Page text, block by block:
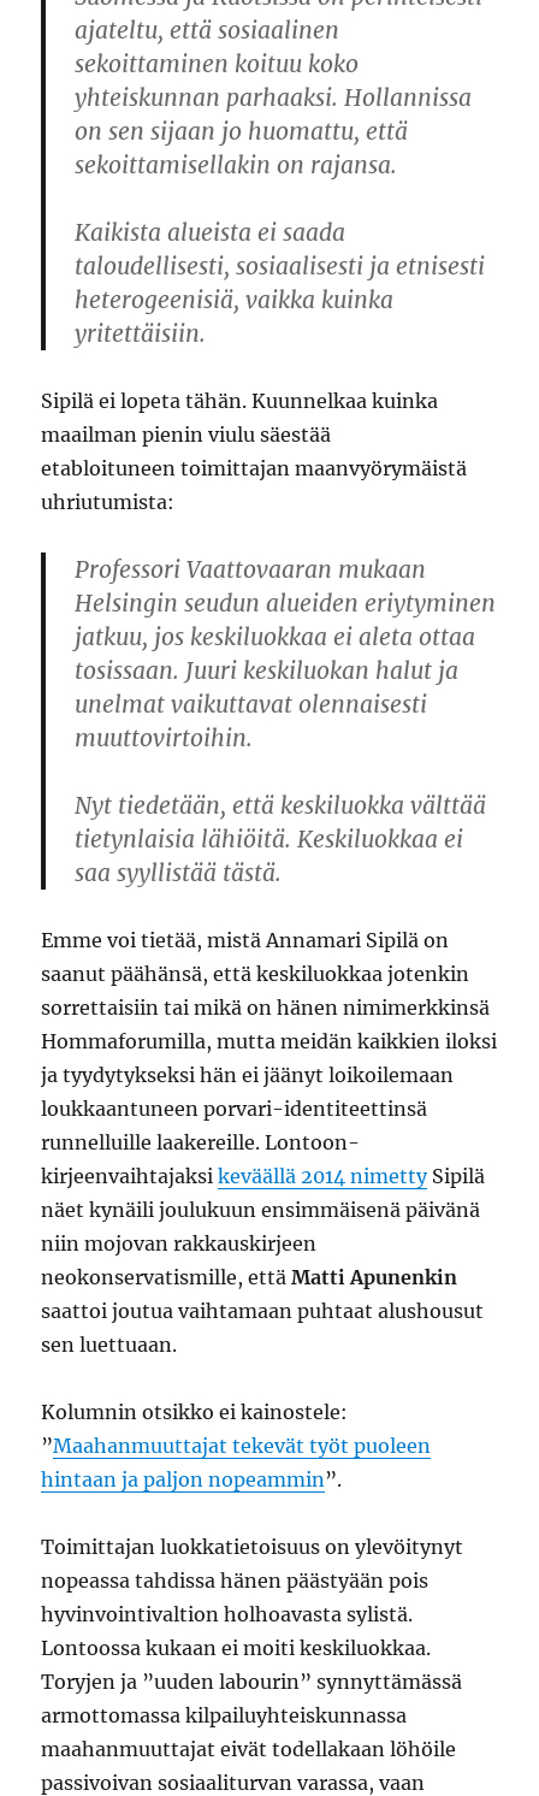
ajateltu, että sosiaalinen
sekoittaminen koituu koko
yhteiskunnan parhaaksi. Hollannissa
on sen sijaan jo huomattu, että
sekoittamisellakin on rajansa.
Kaikista alueista ei saada
taloudellisesti, sosiaalisesti ja etnisesti
heterogeenisiä, vaikka kuinka
yritettäisiin.
Sipilä ei lopeta tähän. Kuunnelkaa kuinka
maailman pienin viulu säestää
etabloituneen toimittajan maanvyörymäistä
uhriutumista:
Professori Vaattovaaran mukaan
Helsingin seudun alueiden eriytyminen
jatkuu, jos keskiluokkaa ei aleta ottaa
tosissaan. Juuri keskiluokan halut ja
unelmat vaikuttavat olennaisesti
muuttovirtoihin.
Nyt tiedetään, että keskiluokka välttää
tietynlaisia lähiöitä. Keskiluokkaa ei
saa syyllistää tästä.
Emme voi tietää, mistä Annamari Sipilä on
saanut päähänsä, että keskiluokkaa jotenkin
sorrettaisiin tai mikä on hänen nimimerkkinsä
Hommaforumilla, mutta meidän kaikkien iloksi
ja tyydytykseksi hän ei jäänyt loikoilemaan
loukkaantuneen porvari-identiteettinsä
runnelluille laakereille. Lontoon-
kirjeenvaihtajaksikeväällä 2014 nimettySipilä
näet kynäili joulukuun ensimmäisenä päivänä
niin mojovan rakkauskirjeen
neokonservatismille, ettäMatti Apunenkin
saattoi joutua vaihtamaan puhtaat alushousut
sen luettuaan.
Kolumnin otsikko ei kainostele:
”Maahanmuuttajat tekevät työt puoleen
hintaan ja paljon nopeammin”.
Toimittajan luokkatietoisuus on ylevöitynyt
nopeassa tahdissa hänen päästyään pois
hyvinvointivaltion holhoavasta sylistä.
Lontoossa kukaan ei moiti keskiluokkaa.
Toryjen ja ”uuden labourin” synnyttämässä
armottomassa kilpailuyhteiskunnassa
maahanmuuttajat eivät todellakaan löhöile
passivoivan sosiaaliturvan varassa, vaan